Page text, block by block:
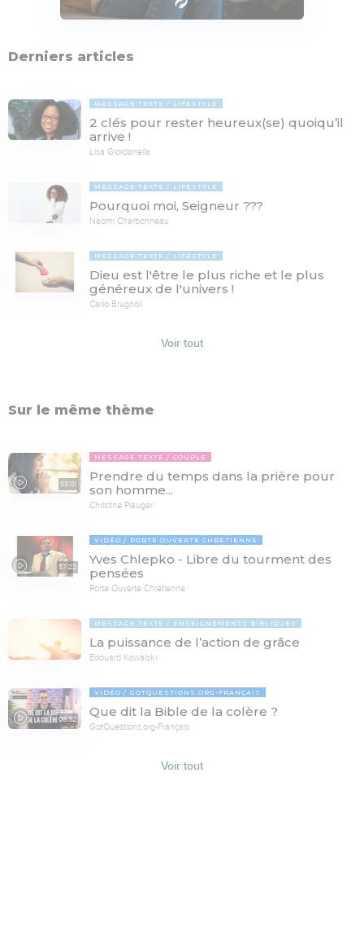
Derniers articles
MESSAGE TEXTE LIFESTYLE
2 clés pour rester heureux(se) quoiqu’il
arrive !
Lisa Giordanella
MESSAGE TEXTE LIFESTYLE
Pourquoi moi, Seigneur ???
Naomi Charbonneau
MESSAGE TEXTE LIFESTYLE
Dieu est l'être le plus riche et le plus
généreux de l'univers !
Carlo Brugnoli
Voir tout
Sur le même thème
03:01
MESSAGE TEXTE COUPLE
Prendre du temps dans la prière pour
son homme...
Christine Piauger
57:22
VIDÉO PORTE OUVERTE CHRÉTIENNE
Yves Chlepko - Libre du tourment des
pensées
Porte Ouverte Chrétienne
MESSAGE TEXTE ENSEIGNEMENTS BIBLIQUES
La puissance de l’action de grâce
Edouard Kowalski
06:32
VIDÉO GOTQUESTIONS.ORG-FRANÇAIS
Que dit la Bible de la colère ?
GotQuestions.org-Français
Voir tout